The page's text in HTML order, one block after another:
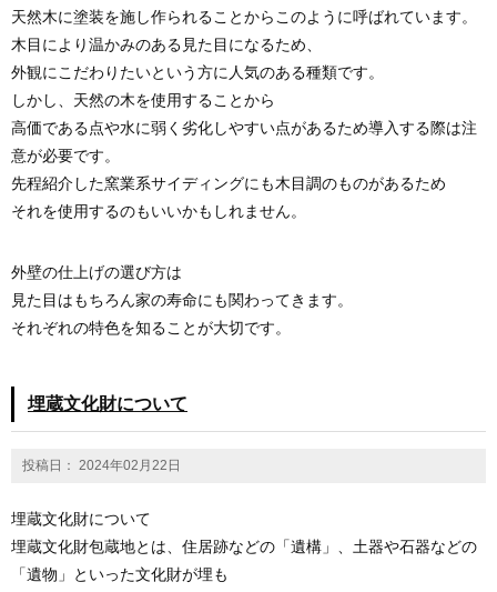
天然木に塗装を施し作られることからこのように呼ばれています。
木目により温かみのある見た目になるため、
外観にこだわりたいという方に人気のある種類です。
しかし、天然の木を使用することから
高価である点や水に弱く劣化しやすい点があるため導入する際は注
意が必要です。
先程紹介した窯業系サイディングにも木目調のものがあるため
それを使用するのもいいかもしれません。
外壁の仕上げの選び方は
見た目はもちろん家の寿命にも関わってきます。
それぞれの特色を知ることが大切です。
埋蔵文化財について
投稿日： 2024年02月22日
埋蔵文化財について
埋蔵文化財包蔵地とは、住居跡などの「遺構」、土器や石器などの
「遺物」といった文化財が埋も